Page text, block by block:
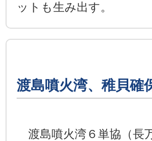
ットも生み出す。
渡島噴火湾、稚貝確
渡島噴火湾６単協（長